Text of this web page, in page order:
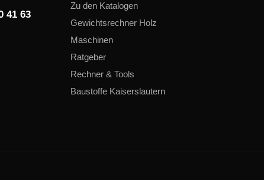
41 63
Zu den Katalogen
Gewichtsrechner Holz
Maschinen
Ratgeber
Rechner & Tools
Baustoffe Kaiserslautern